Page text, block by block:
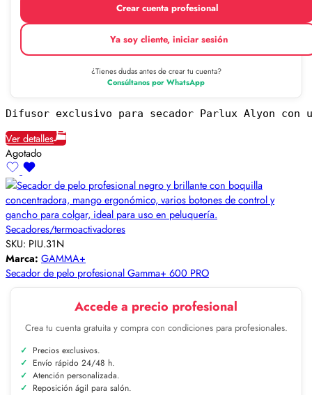
Crear cuenta profesional
Ya soy cliente, iniciar sesión
¿Tienes dudas antes de crear tu cuenta?
Consúltanos por WhatsApp
Difusor exclusivo para secador Parlux Alyon con
Ver detalles
Agotado
Secadores/termoactivadores
SKU: PIU.31N
Marca: GAMMA+
Secador de pelo profesional Gamma+ 600 PRO
Accede a precio profesional
Crea tu cuenta gratuita y compra con condiciones para profesionales.
Precios exclusivos.
Envío rápido 24/48 h.
Atención personalizada.
Reposición ágil para salón.